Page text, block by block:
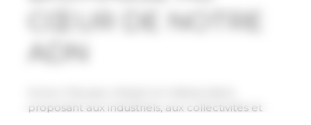
CŒUR DE NOTRE
ADN
proposant aux industriels, aux collectivités et